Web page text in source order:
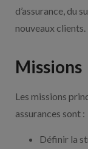
d’assurance, du
nouveaux clients.
Missions
Les missions
assurances sont :
Définir la